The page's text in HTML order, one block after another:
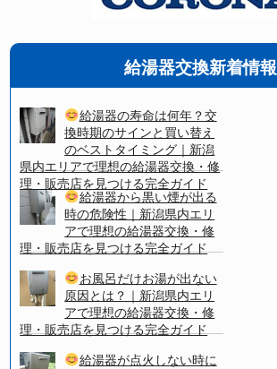
給湯器交換新着情報
給湯器の寿命は何年？交
換時期のサインと買い替え
のベストタイミング｜新潟
県内エリアで理想の給湯器交換・修
理・販売店を見つける完全ガイド
給湯器から黒い煙が出る
時の危険性｜新潟県内エリ
アで理想の給湯器交換・修
理・販売店を見つける完全ガイド
お風呂だけお湯が出ない
原因とは？｜新潟県内エリ
アで理想の給湯器交換・修
理・販売店を見つける完全ガイド
給湯器が点火しない時に